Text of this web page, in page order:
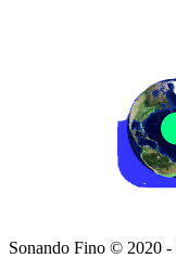
Sonando Fino © 2020 -